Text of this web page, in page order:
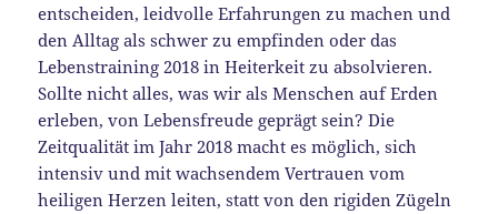
entscheiden, leidvolle Erfahrungen zu machen und
den Alltag als schwer zu empfinden oder das
Lebenstraining 2018 in Heiterkeit zu absolvieren.
Sollte nicht alles, was wir als Menschen auf Erden
erleben, von Lebensfreude geprägt sein? Die
Zeitqualität im Jahr 2018 macht es möglich, sich
intensiv und mit wachsendem Vertrauen vom
heiligen Herzen leiten, statt von den rigiden Zügeln